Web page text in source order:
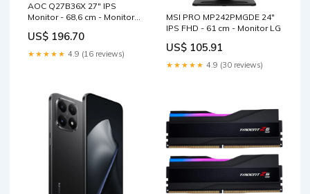
AOC Q27B36X 27" IPS
Monitor - 68,6 cm - Monitor
US$ 196.70
★★★★★ 4.9 (16 reviews)
MSI PRO MP242PMGDE 24"
IPS FHD - 61 cm - Monitor LG
US$ 105.91
★★★★★ 4.9 (30 reviews)